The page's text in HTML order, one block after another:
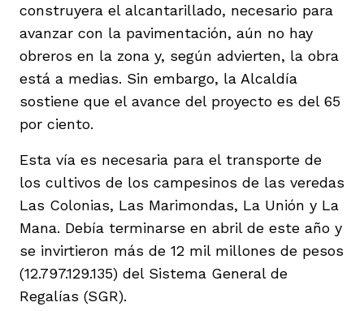
construyera el alcantarillado, necesario para
avanzar con la pavimentación, aún no hay
obreros en la zona y, según advierten, la obra
está a medias. Sin embargo, la Alcaldía
sostiene que el avance del proyecto es del 65
por ciento.
Esta vía es necesaria para el transporte de
los cultivos de los campesinos de las veredas
Las Colonias, Las Marimondas, La Unión y La
Mana. Debía terminarse en abril de este año y
se invirtieron más de 12 mil millones de pesos
(12.797.129.135) del Sistema General de
Regalías (SGR).
del Cesar